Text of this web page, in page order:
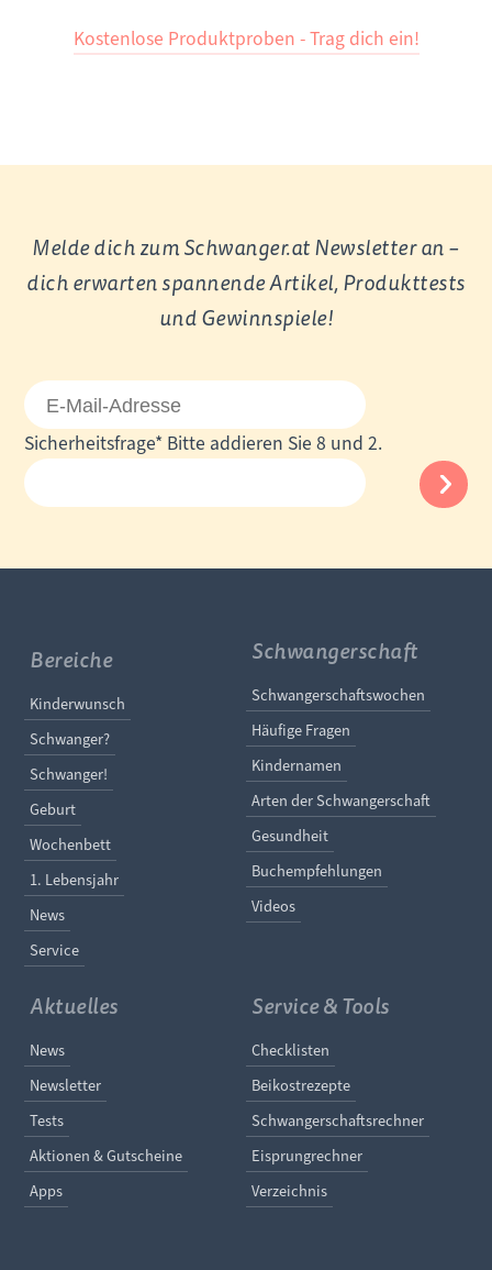
Kostenlose Produktproben - Trag dich ein!
Melde dich zum Schwanger.at Newsletter an –
dich erwarten spannende Artikel, Produkttests
und Gewinnspiele!
E-
Mail-
Adresse
Pflichtfeld
Sicherheitsfrage* Bitte addieren Sie 8 und 2.
Bereiche
Navigation überspringen
Kinderwunsch
Schwanger?
Schwanger!
Geburt
Wochenbett
1. Lebensjahr
News
Service
Schwangerschaft
Navigation
Schwangerschaftswochen
Häufige Fragen
Kindernamen
Arten der Schwangerschaft
Gesundheit
Buchempfehlungen
Videos
Aktuelles
Navigation überspringen
News
Newsletter
Tests
Aktionen & Gutscheine
Apps
Service & Tools
Navigation
Checklisten
Beikostrezepte
Schwangerschaftsrechner
Eisprungrechner
Verzeichnis